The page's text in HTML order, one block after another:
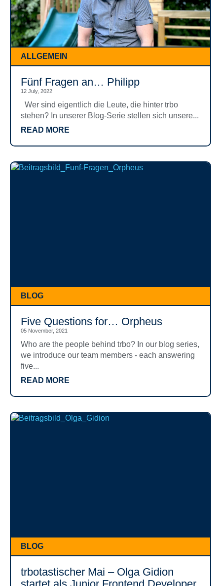
ALLGEMEIN
Fünf Fragen an… Philipp
12 July, 2022
Wer sind eigentlich die Leute, die hinter trbo
stehen? In unserer Blog-Serie stellen sich unsere...
READ MORE
BLOG
Five Questions for… Orpheus
05 November, 2021
Who are the people behind trbo? In our blog series,
we introduce our team members - each answering
five...
READ MORE
BLOG
trbotastischer Mai – Olga Gidion